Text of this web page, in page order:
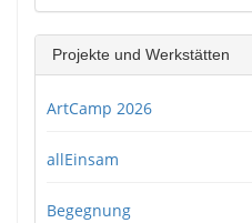
Projekte und Werkstätten
ArtCamp 2026
allEinsam
Begegnung